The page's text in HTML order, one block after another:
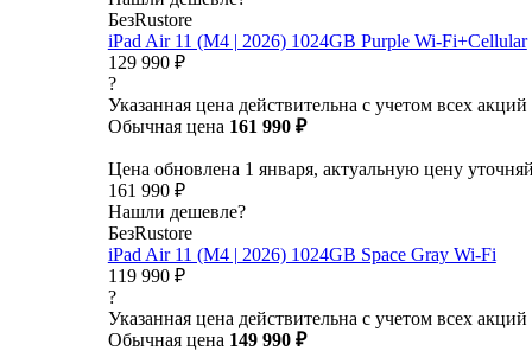
БезRustore
iPad Air 11 (M4 | 2026) 1024GB Purple Wi-Fi+Cellular
129 990 ₽
?
Указанная цена действительна с учетом всех акций
Обычная цена 161 990 ₽
Цена обновлена 1 января, актуальную цену
161 990 ₽
Нашли дешевле?
БезRustore
iPad Air 11 (M4 | 2026) 1024GB Space Gray Wi-Fi
119 990 ₽
?
Указанная цена действительна с учетом всех акций
Обычная цена 149 990 ₽